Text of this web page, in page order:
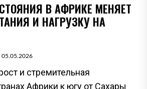
В АФРИКЕ МЕНЯЕТ
И НАГРУЗКУ НА
05.05.2026
и стремительная
Африки к югу от Сахары